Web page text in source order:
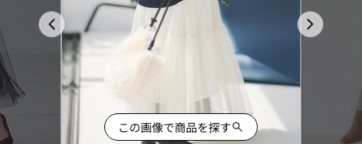
この画像で商品を探す